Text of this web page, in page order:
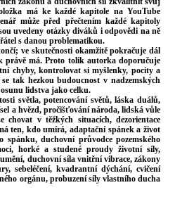
má ke každé kapitole na YouTube
může před přečtením každé kapitoly
uvedeny otázky diváků i odpovědi na ně
s danou problematikou.
ve skutečnosti okamžitě pokračuje dál
právě má. Proto tolik autorka doporučuje
chyby, kontrolovat si myšlenky, pocity a
tak hezkou budoucnost v nadzemských
lidstva jako celku.
světla, potencování světů, láska duálů,
a hvězd, pročišťování národa, lidská vůle
v těžkých situacích, dezorientace
ten, kdo umírá, adaptační spánek a život
spánku, duchovní průvodce pozemského
horké a studené proudy životní síly,
duchovní síla vnitřní vibrace, zákony
sebeléčení, kvadrantní dýchání, cvičení
orgánu, probuzení síly vlastního ducha